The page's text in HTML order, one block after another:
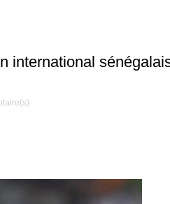
international